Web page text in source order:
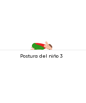
Postura del niño 3